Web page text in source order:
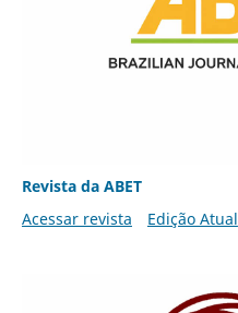
Revista da ABET
Acessar revista
Edição Atual